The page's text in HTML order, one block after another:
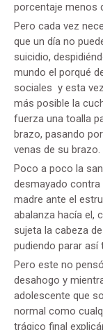
porcentaje menos
Pero cada vez
que un día no
suicidio,
mundo el porqué
sociales y esta
más posible la
fuerza una toalla
brazo, pasando
venas de su brazo.
Poco a poco la
desmayado contra
madre ante el
abalanza hacía el,
sujeta la cabeza
pudiendo parar
Pero este no
desahogo y
adolescente que
normal como
trágico final